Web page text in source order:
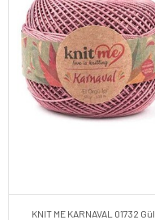
KNIT ME KARNAVAL 01732 Gül